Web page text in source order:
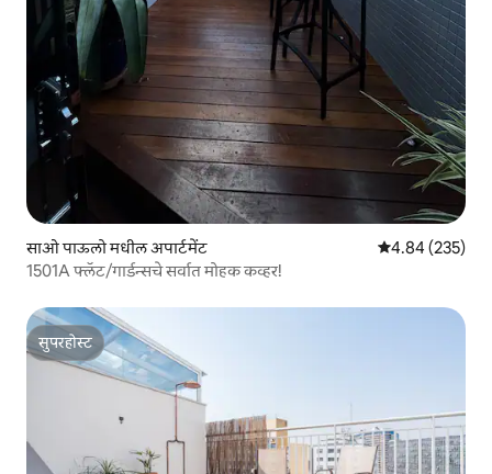
साओ पाऊलो मधील अपार्टमेंट 5 पैकी 4.84
4.84 (235)
1501A फ्लॅट/गार्डन्सचे सर्वात मोहक कव्हर!
सुपरहोस्ट
सुपरहोस्ट